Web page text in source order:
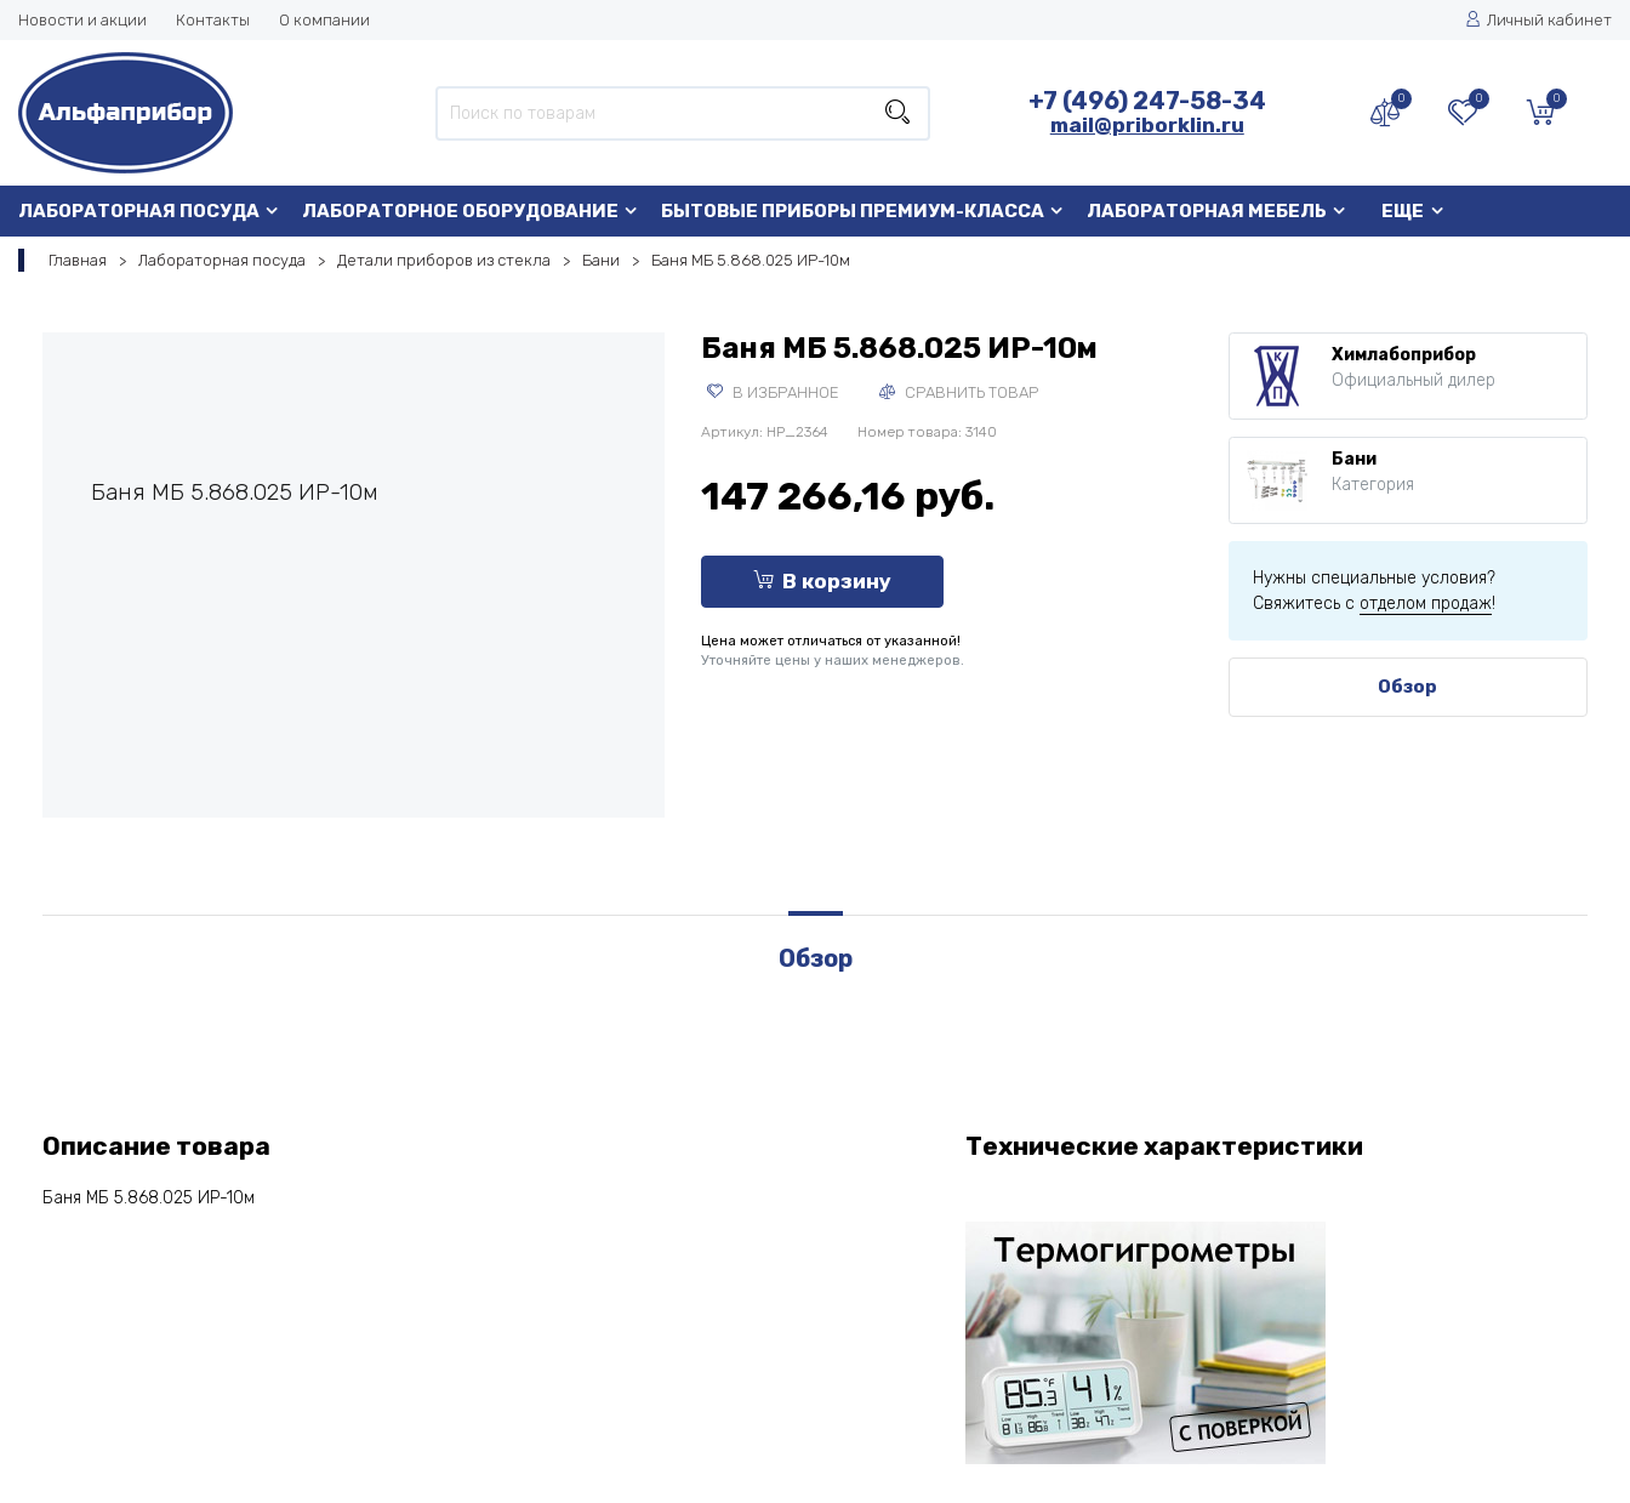
Новости и акции Контакты О компании Личный кабинет
+7 (496) 247-58-34
mail@priborklin.ru
0 0 0
ЛАБОРАТОРНАЯ ПОСУДА ЛАБОРАТОРНОЕ ОБОРУДОВАНИЕ БЫТОВЫЕ ПРИБОРЫ ПРЕМИУМ-КЛАССА ЛАБОРАТОРНАЯ МЕБЕЛЬ ЕЩЕ
Главная Лабораторная посуда Детали приборов из стекла Бани Баня МБ 5.868.025 ИР-10м
Баня МБ 5.868.025 ИР-10м
Баня МБ 5.868.025 ИР-10м
В ИЗБРАННОЕ СРАВНИТЬ ТОВАР
Артикул: HP_2364 Номер товара: 3140
147 266,16 руб.
В корзину
Цена может отличаться от указанной!
Уточняйте цены у наших менеджеров.
Химлабоприбор
Официальный дилер
Бани
Категория
Нужны специальные условия?
Свяжитесь с отделом продаж!
Обзор
Обзор
Описание товара
Баня МБ 5.868.025 ИР-10м
Технические характеристики